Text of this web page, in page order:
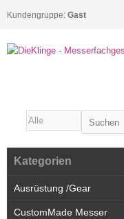
Kundengruppe: Gast
Kategorien
Ausrüstung /Gear
CustomMade Messer